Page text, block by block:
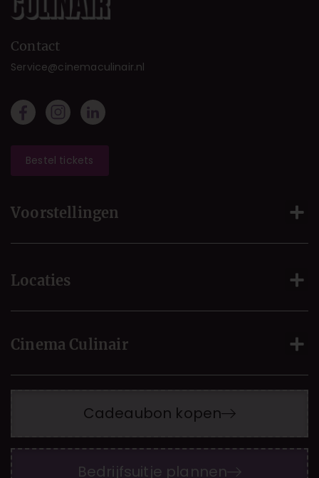
Contact
Service@cinemaculinair.nl
Bestel tickets
Voorstellingen
Locaties
Cinema Culinair
Cadeaubon kopen
Bedrijfsuitje plannen